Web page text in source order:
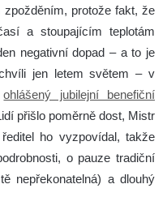
zpožděním, protože fakt, že
a stoupajícím teplotám
negativní dopad – a to je
jen letem světem – v
ohlášený jubilejní benefiční
přišlo poměrně dost, Mistr
ho vyzpovídal, takže
o pauze tradiční
nepřekonatelná) a dlouhý